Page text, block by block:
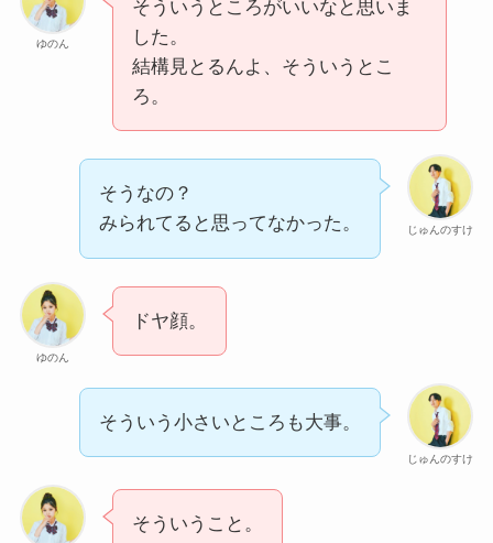
ゆのん
そういうところがいいなと思いま
した。
結構見とるんよ、そういうとこ
ろ。
じゅんのすけ
そうなの？
みられてると思ってなかった。
ゆのん
ドヤ顔。
じゅんのすけ
そういう小さいところも大事。
そういうこと。